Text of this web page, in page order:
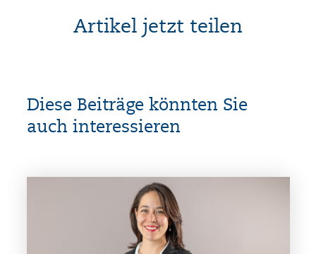
Artikel jetzt teilen
Diese Beiträge könnten Sie
auch interessieren